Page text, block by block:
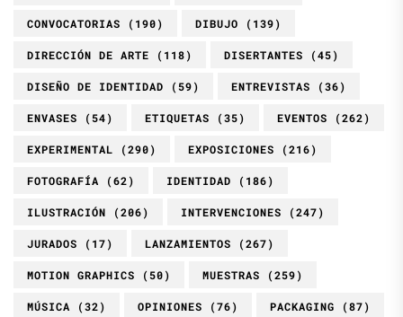
CONVOCATORIAS (190) DIBUJO (139)
DIRECCIÓN DE ARTE (118) DISERTANTES (45)
DISEÑO DE IDENTIDAD (59) ENTREVISTAS (36)
ENVASES (54) ETIQUETAS (35) EVENTOS (262)
EXPERIMENTAL (290) EXPOSICIONES (216)
FOTOGRAFÍA (62) IDENTIDAD (186)
ILUSTRACIÓN (206) INTERVENCIONES (247)
JURADOS (17) LANZAMIENTOS (267)
MOTION GRAPHICS (50) MUESTRAS (259)
MÚSICA (32) OPINIONES (76) PACKAGING (87)